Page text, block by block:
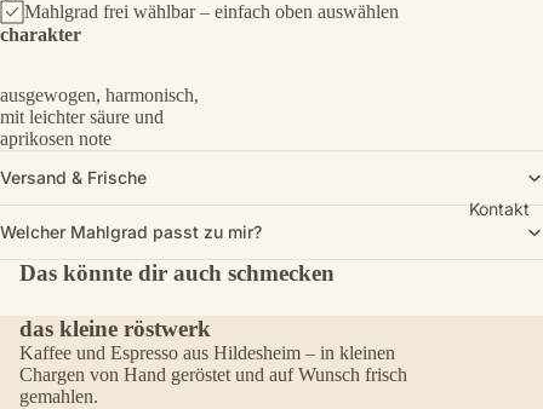
Kontakt
Mahlgrad frei wählbar – einfach oben auswählen
charakter
ausgewogen, harmonisch,
mit leichter säure und
aprikosen note
Versand & Frische
Welcher Mahlgrad passt zu mir?
Das könnte dir auch schmecken
das kleine röstwerk
Kaffee und Espresso aus Hildesheim – in kleinen
Chargen von Hand geröstet und auf Wunsch frisch
gemahlen.